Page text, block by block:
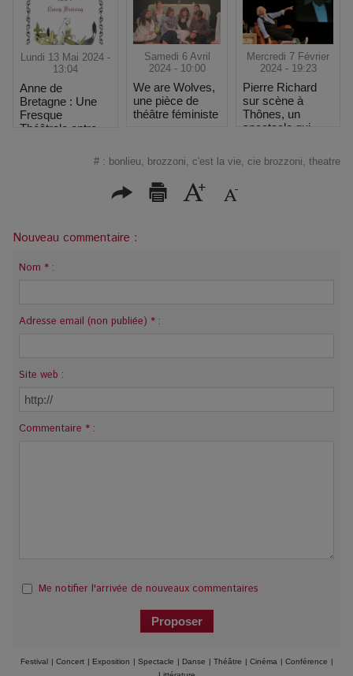
Lundi 13 Mai 2024 -
13:04
Anne de
Bretagne : Une
Fresque
Théâtrale entre
Samedi 6 Avril
2024 - 10:00
We are Wolves,
une pièce de
théâtre féministe
Mercredi 7 Février
2024 - 19:23
Pierre Richard
sur scène à
Thônes, un
spectacle qui
image
# : bonlieu brozzoni c'est la vie cie brozzoni theatre
Nouveau commentaire :
Nom * :
Adresse email (non publiée) * :
Site web :
Commentaire * :
Me notifier l'arrivée de nouveaux commentaires
Festival | Concert | Exposition | Spectacle | Danse | Théâtre | Cinéma | Conférence |